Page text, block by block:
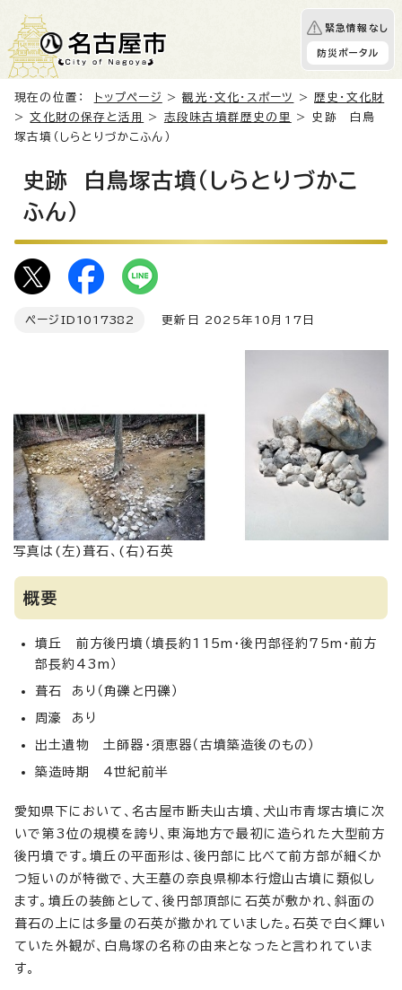
緊急情報なし
防災ポータル
現在の位置： トップページ >観光・文化・スポーツ >歴史・文化財
>文化財の保存と活用 > 志段味古墳群歴史の里
> 史跡 白鳥
塚古墳（しらとりづかこふん）
史跡 白鳥塚古墳（しらとりづかこ
ふん）
ページID 1017382 更新日 2025年10月17日
写真は(左)葺石、(右)石英
概要
墳丘 前方後円墳（墳長約115m・後円部径約75m・前方
部長約43m）
葺石 あり（角礫と円礫）
周濠 あり
出土遺物 土師器・須恵器（古墳築造後のもの）
築造時期 4世紀前半
愛知県下において、名古屋市断夫山古墳、犬山市青塚古墳に次
いで第3位の規模を誇り、東海地方で最初に造られた大型前方
後円墳です。墳丘の平面形は、後円部に比べて前方部が細くか
つ短いのが特徴で、大王墓の奈良県柳本行燈山古墳に類似し
ます。墳丘の装飾として、後円部頂部に石英が敷かれ、斜面の
葺石の上には多量の石英が撒かれていました。石英で白く輝い
ていた外観が、白鳥塚の名称の由来となったと言われていま
す。